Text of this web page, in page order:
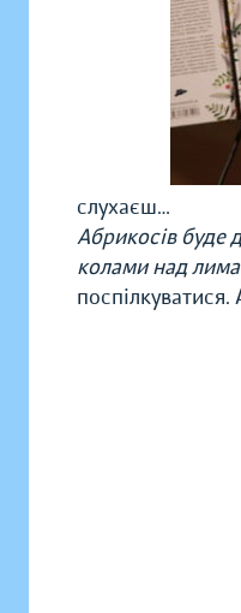
слухаєш…
Абрикосів буде
колами над